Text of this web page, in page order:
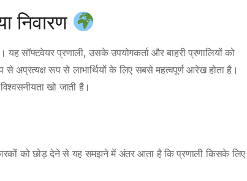
निवारण
सॉफ्टवेयर प्रणाली, उसके उपयोगकर्ता और बाहरी प्रणालियों को
अप्रत्यक्ष रूप से लाभार्थियों के लिए सबसे महत्वपूर्ण आरेख होता है।
खो जाती है।
को छोड़ देने से यह समझने में अंतर आता है कि प्रणाली किसके लिए